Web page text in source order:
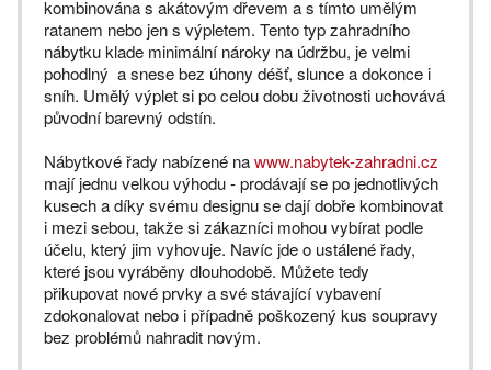
kombinována s akátovým dřevem a s tímto umělým
ratanem nebo jen s výpletem. Tento typ zahradního
nábytku klade minimální nároky na údržbu, je velmi
pohodlný a snese bez úhony déšť, slunce a dokonce i
sníh. Umělý výplet si po celou dobu životnosti uchovává
původní barevný odstín.
Nábytkové řady nabízené nawww.nabytek-zahradni.cz
mají jednu velkou výhodu - prodávají se po jednotlivých
kusech a díky svému designu se dají dobře kombinovat
i mezi sebou, takže si zákazníci mohou vybírat podle
účelu, který jim vyhovuje. Navíc jde o ustálené řady,
které jsou vyráběny dlouhodobě. Můžete tedy
přikupovat nové prvky a své stávající vybavení
zdokonalovat nebo i případně poškozený kus soupravy
bez problémů nahradit novým.